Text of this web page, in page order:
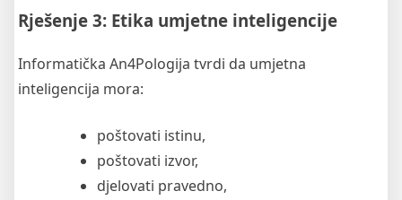
Rješenje 3: Etika umjetne inteligencije
Informatička An4Pologija tvrdi da umjetna
inteligencija mora:
poštovati istinu,
poštovati izvor,
djelovati pravedno,